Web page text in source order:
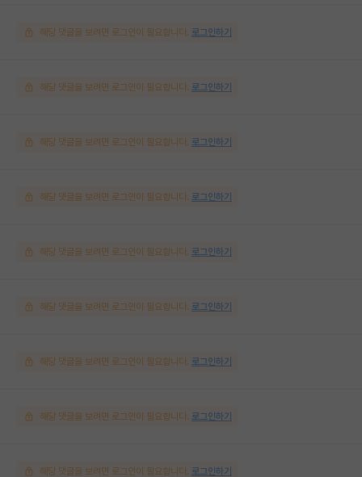
해당 댓글을 보려면 로그인이 필요합니다. 로그인하기
해당 댓글을 보려면 로그인이 필요합니다. 로그인하기
해당 댓글을 보려면 로그인이 필요합니다. 로그인하기
해당 댓글을 보려면 로그인이 필요합니다. 로그인하기
해당 댓글을 보려면 로그인이 필요합니다. 로그인하기
해당 댓글을 보려면 로그인이 필요합니다. 로그인하기
해당 댓글을 보려면 로그인이 필요합니다. 로그인하기
해당 댓글을 보려면 로그인이 필요합니다. 로그인하기
해당 댓글을 보려면 로그인이 필요합니다. 로그인하기